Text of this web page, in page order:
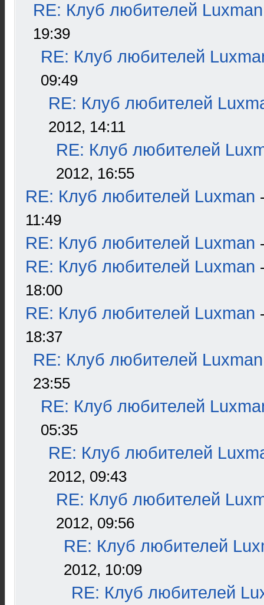
RE: Клуб любителей Luxman
19:39
RE: Клуб любителей
09:49
RE: Клуб любителей
2012, 14:11
RE: Клуб любителей
2012, 16:55
RE: Клуб любителей Luxman
11:49
RE: Клуб любителей Luxman
RE: Клуб любителей Luxman
18:00
RE: Клуб любителей Luxman
18:37
RE: Клуб любителей Luxman
23:55
RE: Клуб любителей
05:35
RE: Клуб любителей
2012, 09:43
RE: Клуб любителей
2012, 09:56
RE: Клуб любителей
2012, 10:09
RE: Клуб любителей